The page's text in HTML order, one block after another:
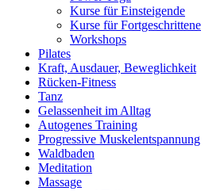
Kurse für Einsteigende
Kurse für Fortgeschrittene
Workshops
Pilates
Kraft, Ausdauer, Beweglichkeit
Rücken-Fitness
Tanz
Gelassenheit im Alltag
Autogenes Training
Progressive Muskelentspannung
Waldbaden
Meditation
Massage